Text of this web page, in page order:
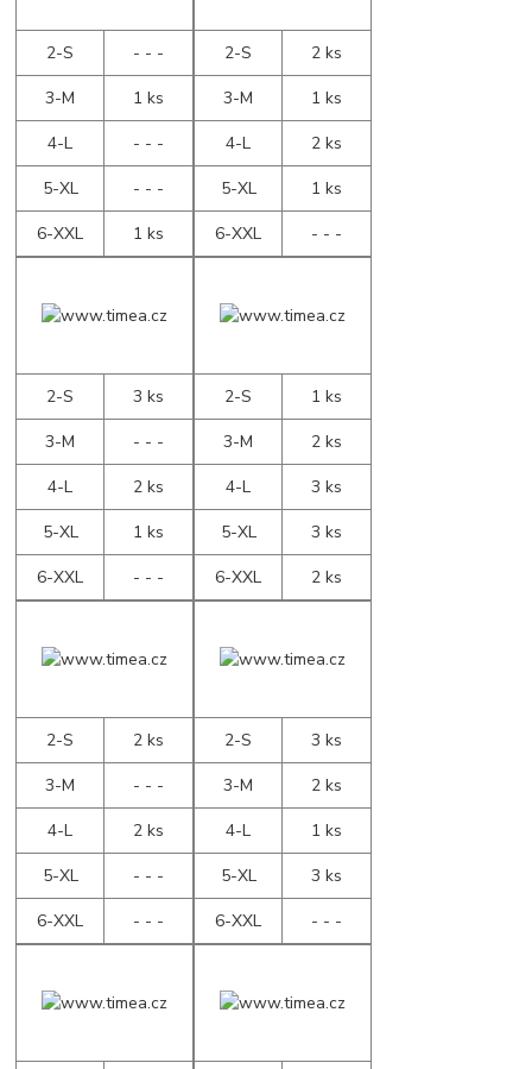
2-S
- - -
3-M
1 ks
4-L
- - -
5-XL
- - -
6-XXL
1 ks
2-S
2 ks
3-M
1 ks
4-L
2 ks
5-XL
1 ks
6-XXL
- - -
2-S
3 ks
3-M
- - -
4-L
2 ks
5-XL
1 ks
6-XXL
- - -
2-S
1 ks
3-M
2 ks
4-L
3 ks
5-XL
3 ks
6-XXL
2 ks
2-S
2 ks
3-M
- - -
4-L
2 ks
5-XL
- - -
6-XXL
- - -
2-S
3 ks
3-M
2 ks
4-L
1 ks
5-XL
3 ks
6-XXL
- - -